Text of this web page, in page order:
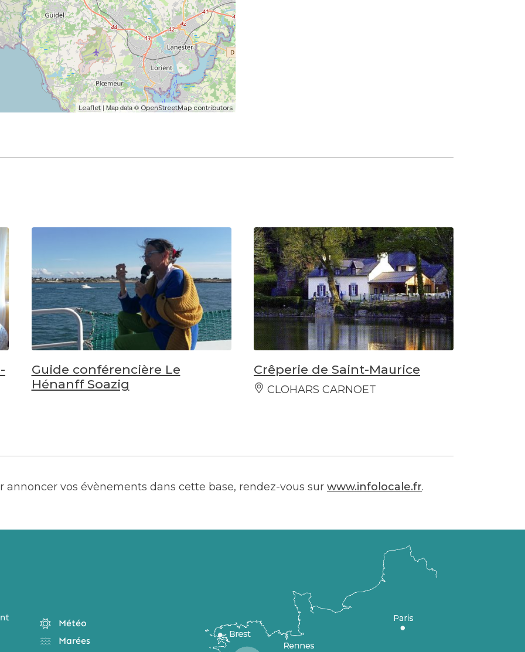
Leaflet | Map data © OpenStreetMap contributors
Guide conférencière Le
Hénanff Soazig
Crêperie de Saint-Maurice
CLOHARS CARNOET
annoncer vos évènements dans cette base, rendez-vous sur www.infolocale.fr.
Météo
Marées